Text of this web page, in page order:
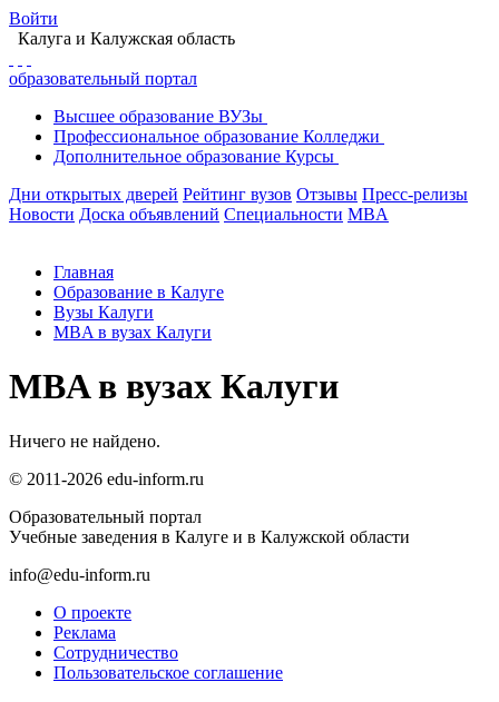
Войти
Калуга и Калужская область
образовательный портал
Высшее образование ВУЗы
Профессиональное образование Колледжи
Дополнительное образование Курсы
Дни открытых дверей Рейтинг вузов Отзывы Пресс-релизы
Новости Доска объявлений Специальности MBA
Главная
Образование в Калуге
Вузы Калуги
MBA в вузах Калуги
MBA в вузах Калуги
Ничего не найдено.
© 2011-2026 edu-inform.ru
Образовательный портал
Учебные заведения в Калуге и в Калужской области
info@edu-inform.ru
О проекте
Реклама
Сотрудничество
Пользовательское соглашение